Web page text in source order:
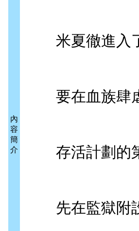
內
容
簡
介
米夏徹進入
要在血族肆虐
存活計劃的
先在監獄附